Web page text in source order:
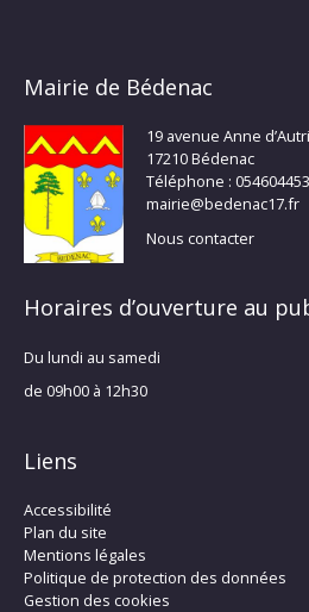
Mairie de Bédenac
19 avenue Anne
17210 Bédenac
Téléphone :
mairie@bedenac17.fr
Nous contacter
Horaires d’ouverture au
Du lundi au samedi
de 09h00 à 12h30
Liens
Accessibilité
Plan du site
Mentions légales
Politique de protection des données
Gestion des cookies